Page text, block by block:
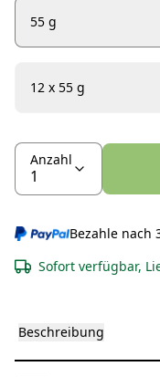
55 g
12 x 55 g
Anzahl
Bezahle nach
Sofort verfügbar,
Beschreibung